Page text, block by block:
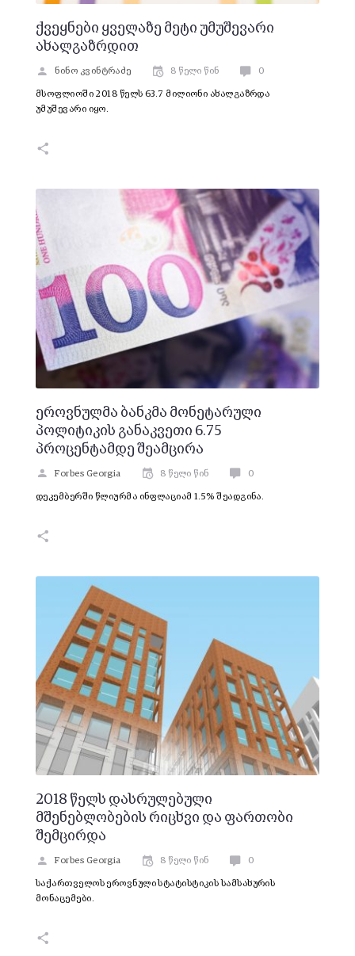
ქვეყნები ყველაზე მეტი უმუშევარი
ახალგაზრდით
ნინო კვინტრაძე 8 წელი წინ 0
მსოფლიოში 2018 წელს 63.7 მილიონი ახალგაზრდა
უმუშევარი იყო.
ეროვნულმა ბანკმა მონეტარული
პოლიტიკის განაკვეთი 6.75
პროცენტამდე შეამცირა
Forbes Georgia 8 წელი წინ 0
დეკემბერში წლიურმა ინფლაციამ 1.5% შეადგინა.
2018 წელს დასრულებული
მშენებლობების რიცხვი და ფართობი
შემცირდა
Forbes Georgia 8 წელი წინ 0
საქართველოს ეროვნული სტატისტიკის სამსახურის
მონაცემები.